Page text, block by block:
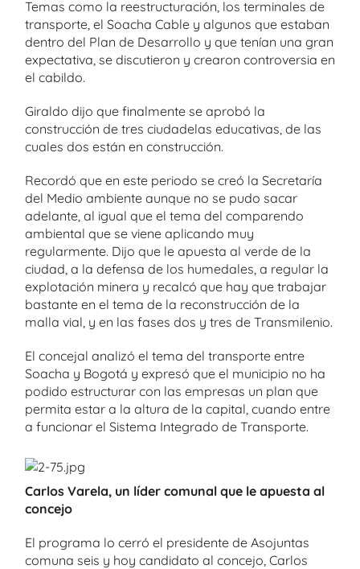
Temas como la reestructuración, los terminales de
transporte, el Soacha Cable y algunos que estaban
dentro del Plan de Desarrollo y que tenían una gran
expectativa, se discutieron y crearon controversia en
el cabildo.
Giraldo dijo que finalmente se aprobó la
construcción de tres ciudadelas educativas, de las
cuales dos están en construcción.
Recordó que en este periodo se creó la Secretaría
del Medio ambiente aunque no se pudo sacar
adelante, al igual que el tema del comparendo
ambiental que se viene aplicando muy
regularmente. Dijo que le apuesta al verde de la
ciudad, a la defensa de los humedales, a regular la
explotación minera y recalcó que hay que trabajar
bastante en el tema de la reconstrucción de la
malla vial, y en las fases dos y tres de Transmilenio.
El concejal analizó el tema del transporte entre
Soacha y Bogotá y expresó que el municipio no ha
podido estructurar con las empresas un plan que
permita estar a la altura de la capital, cuando entre
a funcionar el Sistema Integrado de Transporte.
Carlos Varela, un líder comunal que le apuesta al
concejo
El programa lo cerró el presidente de Asojuntas
comuna seis y hoy candidato al concejo, Carlos